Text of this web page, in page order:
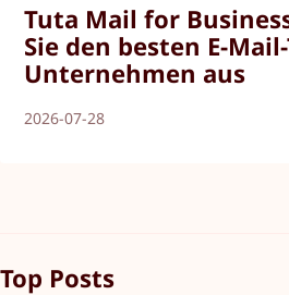
Tuta Mail for
Sie den besten E-
Unternehmen aus
2026-07-28
Top Posts